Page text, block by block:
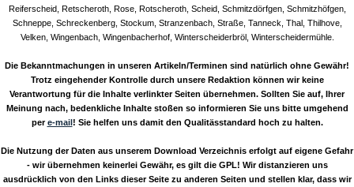
Reiferscheid, Retscheroth, Rose, Rotscheroth, Scheid, Schmitzdörfgen, Schmitzhöfgen,
Schneppe, Schreckenberg, Stockum, Stranzenbach, Straße, Tanneck, Thal, Thilhove,
Velken, Wingenbach, Wingenbacherhof, Winterscheiderbröl, Winterscheidermühle.
Die Bekanntmachungen in unseren Artikeln/Terminen sind natürlich ohne Gewähr!
Trotz eingehender Kontrolle durch unsere Redaktion können wir keine
Verantwortung für die Inhalte verlinkter Seiten übernehmen. Sollten Sie auf, Ihrer
Meinung nach, bedenkliche Inhalte stoßen so informieren Sie uns bitte umgehend
pere-mail! Sie helfen uns damit den Qualitässtandard hoch zu halten.
Die Nutzung der Daten aus unserem Download Verzeichnis erfolgt auf eigene Gefahr
- wir übernehmen keinerlei Gewähr, es gilt die GPL! Wir distanzieren uns
ausdrücklich von den Links dieser Seite zu anderen Seiten und stellen klar, dass wir